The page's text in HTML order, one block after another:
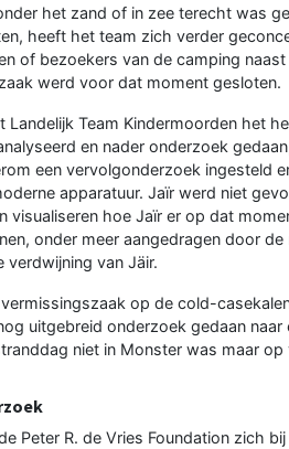
het zand of in zee terecht was
heeft het team zich verder
of bezoekers van de camping
werd voor dat moment gesloten.
Landelijk Team Kindermoorden het
en nader onderzoek
een vervolgonderzoek ingesteld
apparatuur. Jaïr werd niet
visualiseren hoe Jaïr er op dat
onder meer aangedragen door
verdwijning van Jäir.
op de cold-
uitgebreid onderzoek gedaan
niet in Monster was maar op
Peter R. de Vries Foundation zich